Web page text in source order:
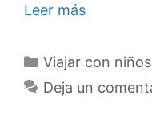
Leer más
Categorías
Viajar con niños
Deja un